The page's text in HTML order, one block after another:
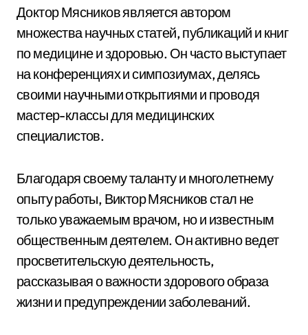
Доктор Мясников является автором
множества научных статей, публикаций и книг
по медицине и здоровью. Он часто выступает
на конференциях и симпозиумах, делясь
своими научными открытиями и проводя
мастер-классы для медицинских
специалистов.
Благодаря своему таланту и многолетнему
опыту работы, Виктор Мясников стал не
только уважаемым врачом, но и известным
общественным деятелем. Он активно ведет
просветительскую деятельность,
рассказывая о важности здорового образа
жизни и предупреждении заболеваний.